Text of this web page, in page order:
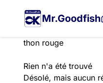
Hauptinhalt
springen
Mr.Goodfish
Zur
Suche
starten
Rien n'a été trouvé
Désolé, mais aucun